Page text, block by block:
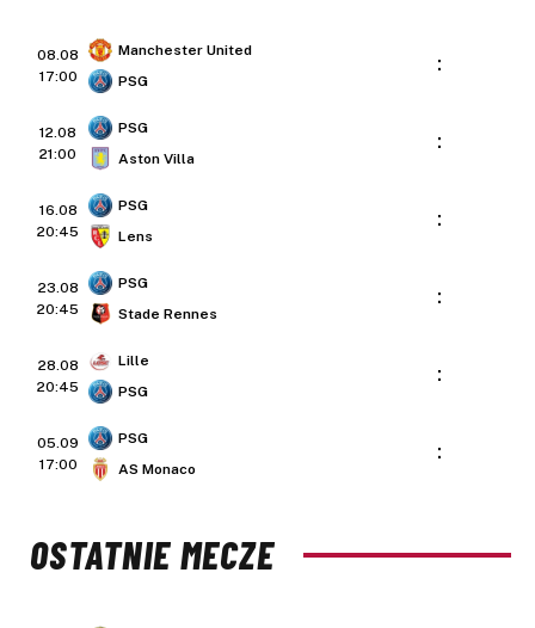
08.08
17:00
Manchester United
PSG
:
12.08
21:00
PSG
Aston Villa
:
16.08
20:45
PSG
Lens
:
23.08
20:45
PSG
Stade Rennes
:
28.08
20:45
Lille
PSG
:
05.09
17:00
PSG
AS Monaco
:
OSTATNIE MECZE